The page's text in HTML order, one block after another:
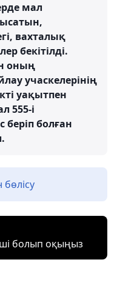
мал
вахталық
бекітілді.
оның
учаскелерінің
уақытпен
555-і
беріп болған
болып оқыңыз